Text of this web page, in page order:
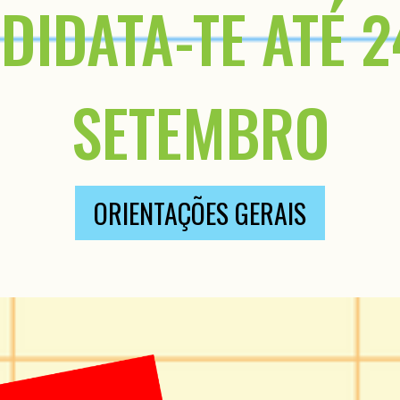
TE ATÉ
SETEMBRO
ORIENTAÇÕES GERAIS